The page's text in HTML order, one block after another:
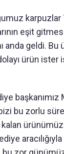
karpuzlar
eşit
anda geldi. Bu
ürün ister
bu zorlu
kalan